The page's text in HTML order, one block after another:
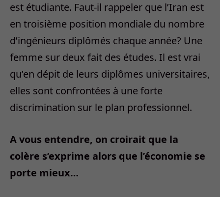
est étudiante. Faut-il rappeler que l’Iran est
en troisième position mondiale du nombre
d’ingénieurs diplômés chaque année? Une
femme sur deux fait des études. Il est vrai
qu’en dépit de leurs diplômes universitaires,
elles sont confrontées à une forte
discrimination sur le plan professionnel.
A vous entendre, on croirait que la
colère s’exprime alors que l’économie se
porte mieux…